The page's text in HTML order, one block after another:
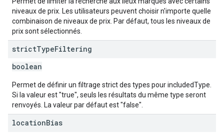
niveaux de prix. Les utilisateurs peuvent choisir n'importe quelle
combinaison de niveaux de prix. Par défaut, tous les niveaux de
prix sont sélectionnés.
strictTypeFiltering
boolean
Permet de définir un filtrage strict des types pour includedType.
Si la valeur est "true", seuls les résultats du même type seront
renvoyés. La valeur par défaut est "false".
locationBias